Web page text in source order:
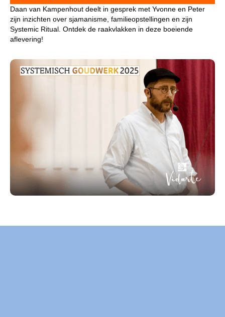
Daan van Kampenhout deelt in gesprek met Yvonne en Peter
zijn inzichten over sjamanisme, familieopstellingen en zijn
Systemic Ritual. Ontdek de raakvlakken in deze boeiende
aflevering!